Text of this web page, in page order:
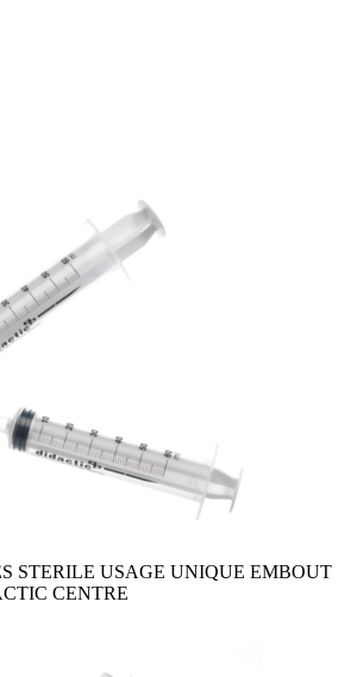
STERILE USAGE UNIQUE EMBOUT
CENTRE